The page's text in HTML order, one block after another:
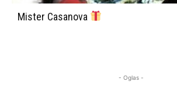
Mister Casanova
- Oglas -